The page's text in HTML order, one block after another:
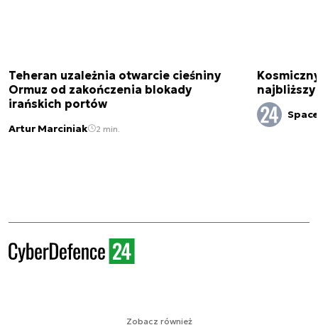
Teheran uzależnia otwarcie cieśniny
Ormuz od zakończenia blokady
irańskich portów
Artur Marciniak 2 min.
Zobacz również